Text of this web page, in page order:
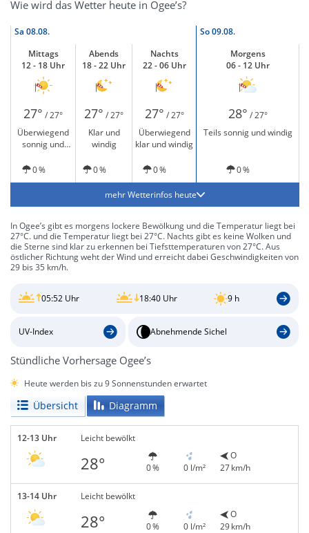
Wie wird das Wetter heute in Ogee’s?
Sa 08.08. So09.08.
Mittags
12 - 18 Uhr
Abends
18 - 22 Uhr
Nachts
22 - 06 Uhr
Morgens
06 - 12 Uhr
27° / 27° 27° / 27° 27° / 27° 28° / 27°
Überwiegend
sonnig und
Klar und
windig
Überwiegend
klar und windig
Teils sonnig und windig
0 % 0 % 0 % 0 %
mehr Wetterinfos heute
In Ogee’s gibt es morgens lockere Bewölkung und die Temperatur liegt bei
27°C. und die Temperatur liegt bei 27°C. Nachts gibt es keine Wolken und
die Sterne sind klar zu erkennen bei Tiefsttemperaturen von 27°C. Aus
östlicher Richtung weht der Wind und erreicht dabei Geschwindigkeiten von
29 bis 35 km/h.
05:52 Uhr 18:40 Uhr 9 h
UV-Index Abnehmende Sichel
Stündliche Vorhersage Ogee’s
Heute werden bis zu 9 Sonnenstunden erwartet
Übersicht Diagramm
12-13 Uhr Leicht bewölkt
28° 0 % 0 l/m²
O
27 km/h
13-14 Uhr Leicht bewölkt
28° 0 % 0 l/m²
O
29 km/h